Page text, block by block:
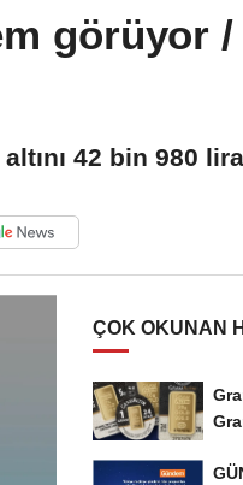
görüyor /
42 bin 980
ÇOK OKUNAN